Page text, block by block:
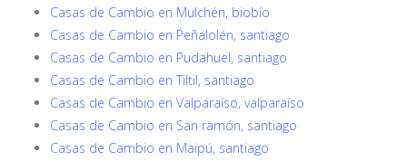
Casas de Cambio en Mulchén, biobío
Casas de Cambio en Peñalolén, santiago
Casas de Cambio en Pudahuel, santiago
Casas de Cambio en Tiltil, santiago
Casas de Cambio en Valparaíso, valparaíso
Casas de Cambio en San ramón, santiago
Casas de Cambio en Maipú, santiago